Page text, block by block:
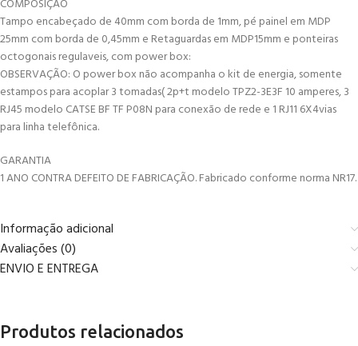
COMPOSIÇÃO
Tampo encabeçado de 40mm com borda de 1mm, pé painel em MDP
25mm com borda de 0,45mm e Retaguardas em MDP15mm e ponteiras
octogonais regulaveis, com power box:
OBSERVAÇÃO: O power box não acompanha o kit de energia, somente
estampos para acoplar 3 tomadas( 2p+t modelo TPZ2-3E3F 10 amperes, 3
RJ45 modelo CATSE BF TF P08N para conexão de rede e 1 RJ11 6X4vias
para linha telefônica.
GARANTIA
1 ANO CONTRA DEFEITO DE FABRICAÇÃO. Fabricado conforme norma NR17.
Informação adicional
Avaliações (0)
ENVIO E ENTREGA
Produtos relacionados